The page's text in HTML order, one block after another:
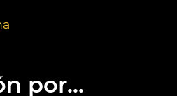
por...